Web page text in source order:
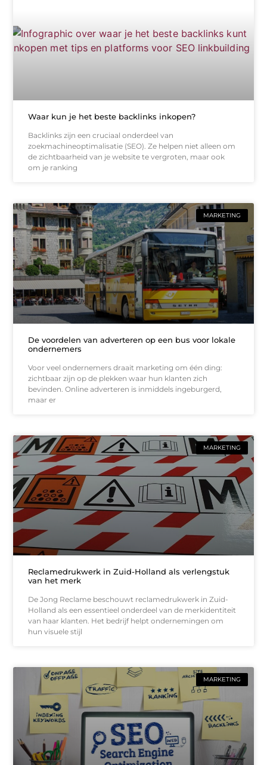
Waar kun je het beste backlinks inkopen?
Backlinks zijn een cruciaal onderdeel van
zoekmachineoptimalisatie (SEO). Ze helpen niet alleen om
de zichtbaarheid van je website te vergroten, maar ook
om je ranking
MARKETING
De voordelen van adverteren op een bus voor lokale
ondernemers
Voor veel ondernemers draait marketing om één ding:
zichtbaar zijn op de plekken waar hun klanten zich
bevinden. Online adverteren is inmiddels ingeburgerd,
maar er
MARKETING
Reclamedrukwerk in Zuid-Holland als verlengstuk
van het merk
De Jong Reclame beschouwt reclamedrukwerk in Zuid-
Holland als een essentieel onderdeel van de merkidentiteit
van haar klanten. Het bedrijf helpt ondernemingen om
hun visuele stijl
MARKETING